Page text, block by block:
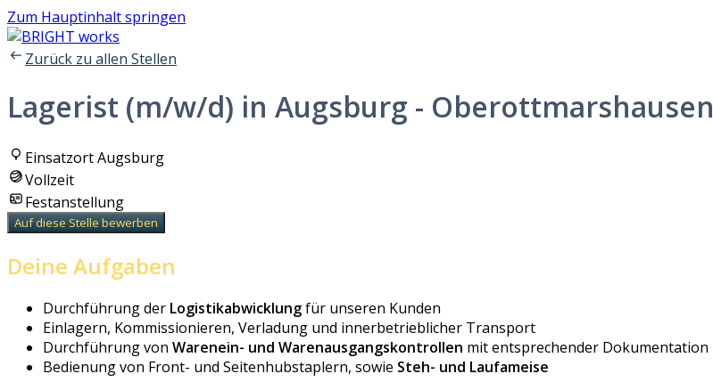
Zum Hauptinhalt springen
Zurück zu allen Stellen
Lagerist (m/w/d) in Augsburg - Oberottmarshausen
Einsatzort Augsburg
Vollzeit
Festanstellung
Auf diese Stelle bewerben
Deine Aufgaben
Durchführung der Logistikabwicklungfür unseren Kunden
Einlagern, Kommissionieren, Verladung und innerbetrieblicher Transport
Durchführung von Warenein- und Warenausgangskontrollen mit entsprechender Dokumentation
Bedienung von Front- und Seitenhubstaplern, sowie Steh- und Laufameise